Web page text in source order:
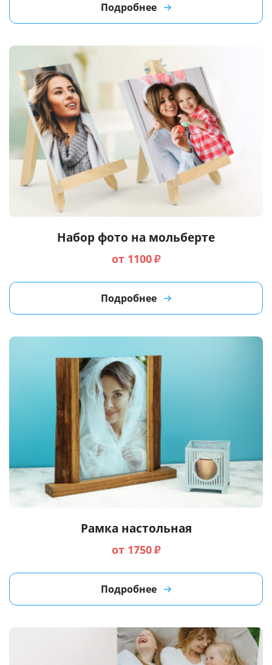
Подробнее
Набор фото на мольберте
от 1100₽
Подробнее
Рамка настольная
от 1750₽
Подробнее